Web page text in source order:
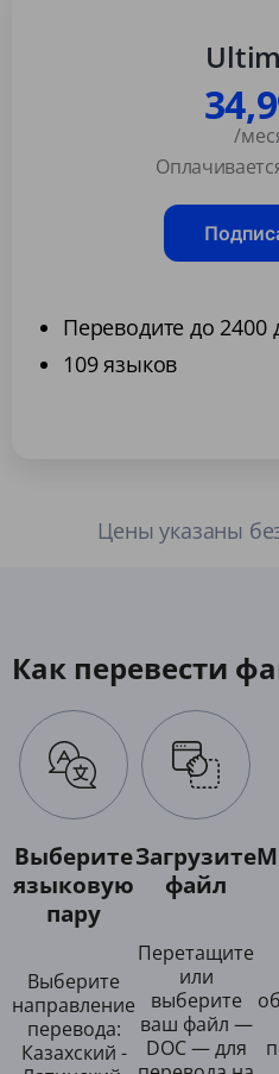
/
Переводите до 2400
109 языков
Цены указаны
Как перевести
Выберите
языковую
пару
Выберите
направление
перевода:
Казахский -
Загрузите
файл
Перетащите
или
выберите
ваш файл —
DOC — для